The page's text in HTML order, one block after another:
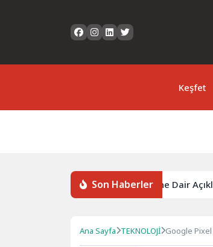
Keşfet
Son Haberler
Müslim Sarı MYK Gündemine Dair
Ana Sayfa TEKNOLOJİ Google Pixel